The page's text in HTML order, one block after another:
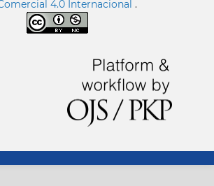
4.0 Internacional .